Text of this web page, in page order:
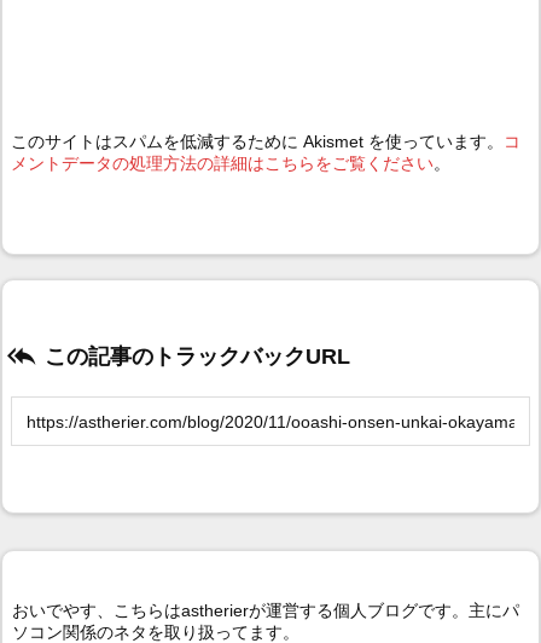
このサイトはスパムを低減するために Akismet を使っています。
コ
メントデータの処理方法の詳細はこちらをご覧ください。
 この記事のトラックバックURL
おいでやす、こちらはastherierが運営する個人ブログです。主にパ
ソコン関係のネタを取り扱ってます。